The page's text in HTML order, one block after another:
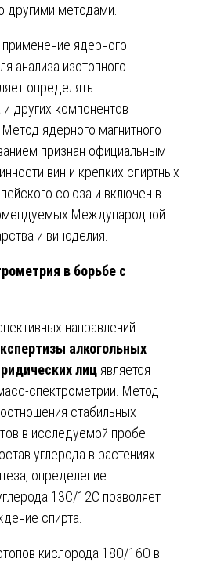
методами.
ядерного
анализа изотопного
определять
других компонентов
ядерного магнитного
признан официальным
вин и крепких спиртных
союза и включен в
Международной
и виноделия.
в борьбе с
направлений
алкогольных
лиц является
спектрометрии. Метод
стабильных
в исследуемой пробе.
углерода в растениях
определение
13С/12С позволяет
спирта.
кислорода 18О/16О в